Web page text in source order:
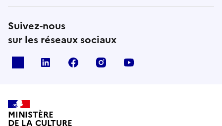
Suivez-nous
sur les réseaux sociaux
linkedin facebook instagram
MINISTÈRE
DE LA CULTURE